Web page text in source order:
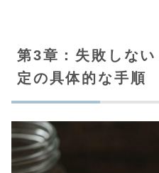
第3章：失敗しな
定の具体的な手順